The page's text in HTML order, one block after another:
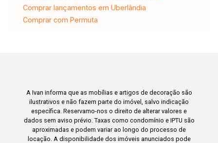
Comprar lançamentos em Uberlândia
Comprar com Permuta
A Ivan informa que as mobílias e artigos de decoração são
ilustrativos e não fazem parte do imóvel, salvo indicação
específica. Reservamo-nos o direito de alterar valores e
dados sem aviso prévio. Taxas como condomínio e IPTU são
aproximadas e podem variar ao longo do processo de
locação. A disponibilidade dos imóveis anunciados pode